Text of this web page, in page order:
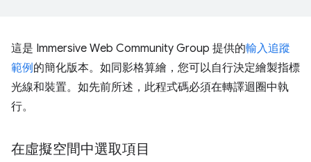
這是 Immersive Web Community Group 提供的輸入追蹤
範例的簡化版本。如同影格算繪，您可以自行決定繪製指標
光線和裝置。如先前所述，此程式碼必須在轉譯迴圈中執
行。
在虛擬空間中選取項目